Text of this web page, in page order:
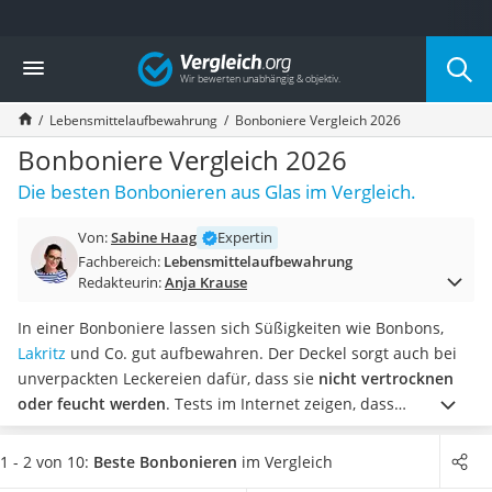
Die beliebtesten Vergleiche nach Kategorie
Haushalt
Wassersprudler
Zentralstaubsauger
Brotbackautomat
Wischroboter
Wäschespinne
Spülmaschinentabs
Akku-Staubsauger
AEG-Waschmaschine
Saug-Wisch-Roboter
Handstaubsauger
Milchaufschäumer
Kondenstrockner
Reiskocher
Vergleich
Lebensmittelaufbewahrung Bonboniere Vergleich 2026
Bonboniere Vergleich 2026
Die besten Bonbonieren aus Glas im Vergleich.
Von:Sabine Haag
Expertin
Fachbereich: Lebensmittelaufbewahrung
Redakteurin:Anja Krause
In einer Bonboniere lassen sich Süßigkeiten wie Bonbons,
Lakritz und Co. gut aufbewahren. Der Deckel sorgt auch bei
unverpackten Leckereien dafür, dass sie nicht vertrocknen
oder feucht werden. Tests im Internet zeigen, dass
Bonbonieren in verschiedenen Größen erhältlich sind. Kleine
Modelle machen sich super auf dem Couchtisch, große
1 - 2 von 10: Beste Bonbonieren im Vergleich